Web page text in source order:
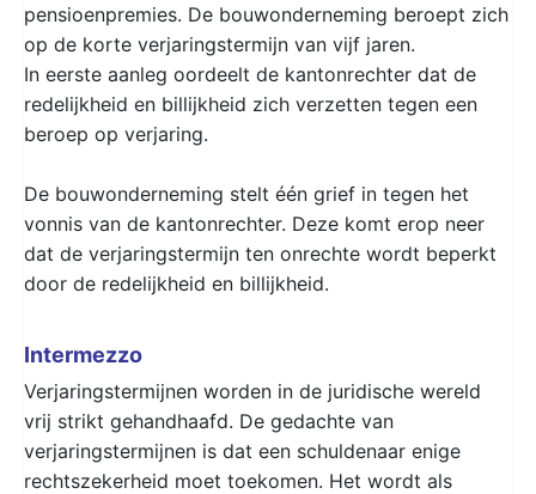
pensioenpremies. De bouwonderneming beroept zich
op de korte verjaringstermijn van vijf jaren.
In eerste aanleg oordeelt de kantonrechter dat de
redelijkheid en billijkheid zich verzetten tegen een
beroep op verjaring.
De bouwonderneming stelt één grief in tegen het
vonnis van de kantonrechter. Deze komt erop neer
dat de verjaringstermijn ten onrechte wordt beperkt
door de redelijkheid en billijkheid.
Intermezzo
Verjaringstermijnen worden in de juridische wereld
vrij strikt gehandhaafd. De gedachte van
verjaringstermijnen is dat een schuldenaar enige
rechtszekerheid moet toekomen. Het wordt als